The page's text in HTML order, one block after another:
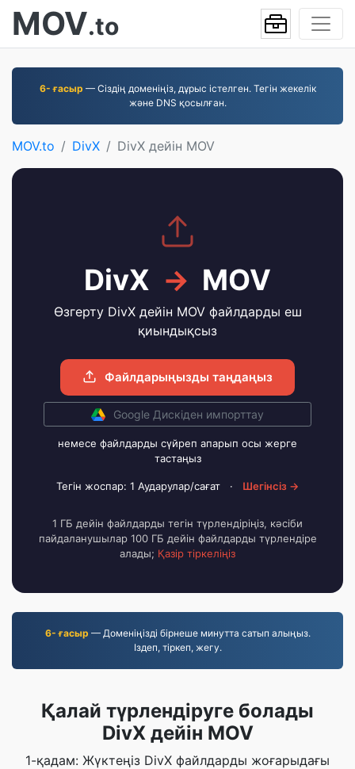
MOV.to
6- ғасыр — Сіздің доменіңіз, дұрыс істелген. Тегін жекелік
және DNS қосылған.
MOV.to DivX DivX дейін MOV
DivX → MOV
Өзгерту DivX дейін MOV файлдарды еш
қиындықсыз
Файлдарыңызды таңдаңыз
Google Дискіден импорттау
немесе файлдарды сүйреп апарып осы жерге
тастаңыз
Тегін жоспар: 1 Аударулар/сағат · Шегінсіз →
1 ГБ дейін файлдарды тегін түрлендіріңіз, кәсіби
пайдаланушылар 100 ГБ дейін файлдарды түрлендіре
алады; Қазір тіркеліңіз
6- ғасыр — Доменіңізді бірнеше минутта сатып алыңыз.
Іздеп, тіркеп, жегу.
Қалай түрлендіруге болады
DivX дейін MOV
1-қадам: Жүктеңіз DivX файлдарды жоғарыдағы